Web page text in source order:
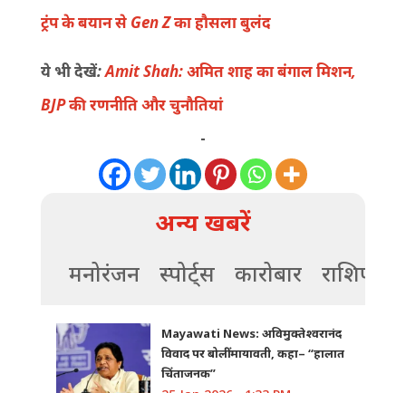
ट्रंप के बयान से Gen Z का हौसला बुलंद
ये भी देखें:Amit Shah: अमित शाह का बंगाल मिशन,
BJP की रणनीति और चुनौतियां
-
अन्य खबरें
मनोरंजन स्पोर्ट्स कारोबार राशिफल
Mayawati News: अविमुक्तेश्वरानंद
विवाद पर बोलीं मायावती, कहा– “हालात
चिंताजनक”